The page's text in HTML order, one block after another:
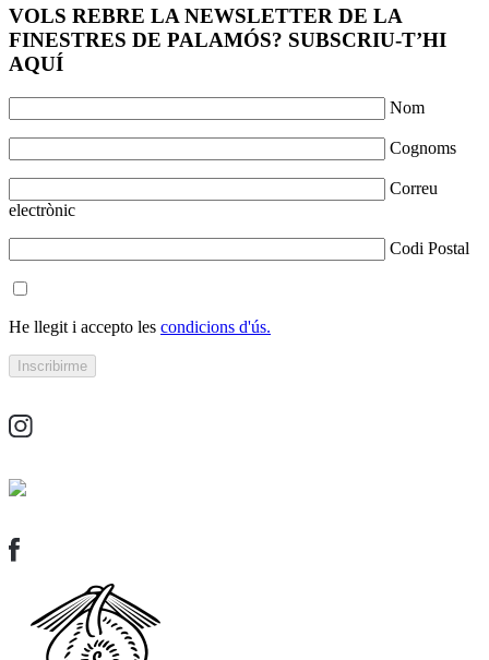
VOLS REBRE LA NEWSLETTER DE LA
FINESTRES DE PALAMÓS? SUBSCRIU-T’HI
AQUÍ
Nom
Cognoms
Correu
electrònic
Codi Postal
He llegit i accepto les condicions d'ús.